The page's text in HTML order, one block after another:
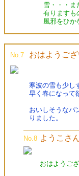
雪・・・ま
有りますも
風邪をひか
No.7 おはようご
寒波の雪も少し
早く春になって
おいしそうなパ
りました。
No.8 ようこさ
おはようご